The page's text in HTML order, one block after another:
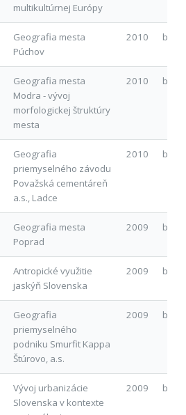
multikultúrnej Európy
Geografia mesta
Púchov
2010 b
Geografia mesta
Modra - vývoj
morfologickej štruktúry
mesta
2010 b
Geografia
priemyselného závodu
Považská cementáreň
a.s., Ladce
2010 b
Geografia mesta
Poprad
2009 b
Antropické využitie
jaskýň Slovenska
2009 b
Geografia
priemyselného
podniku Smurfit Kappa
Štúrovo, a.s.
2009 b
Vývoj urbanizácie
Slovenska v kontexte
2009 b